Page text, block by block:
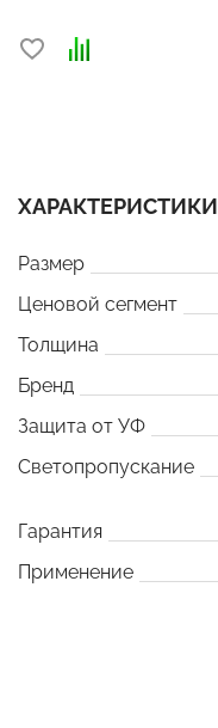
ХАРАКТЕРИСТИКИ
Размер
Ценовой сегмент
Толщина
Бренд
Защита от УФ
Светопропускание
Гарантия
Применение